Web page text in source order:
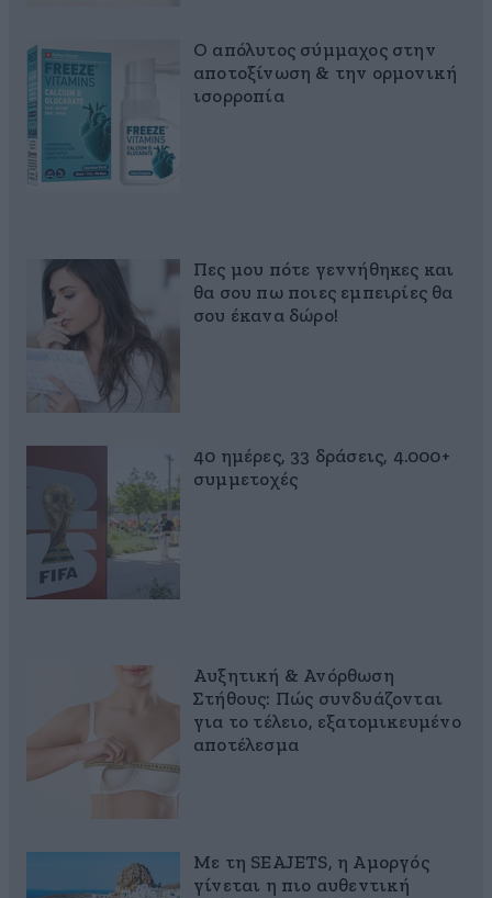
Ο απόλυτος σύμμαχος στην
αποτοξίνωση & την ορμονική
ισορροπία
Πες μου πότε γεννήθηκες και
θα σου πω ποιες εμπειρίες θα
σου έκανα δώρο!
40 ημέρες, 33 δράσεις, 4.000+
συμμετοχές
Αυξητική & Ανόρθωση
Στήθους: Πώς συνδυάζονται
για το τέλειο, εξατομικευμένο
αποτέλεσμα
Με τη SEAJETS, η Αμοργός
γίνεται η πιο αυθεντική